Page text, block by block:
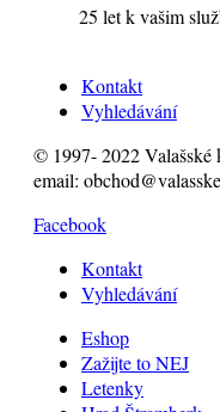
25 let k vašim
Kontakt
Vyhledávání
© 1997- 2022
email:
Facebook
Kontakt
Vyhledávání
Eshop
Zažijte to NEJ
Letenky